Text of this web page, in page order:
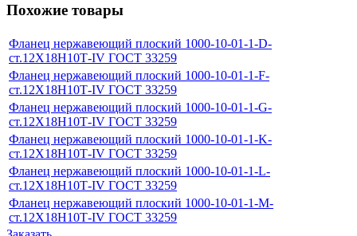
Похожие товары
Фланец нержавеющий плоский 1000-10-01-1-D-
ст.12Х18Н10Т-IV ГОСТ 33259
Фланец нержавеющий плоский 1000-10-01-1-F-
ст.12Х18Н10Т-IV ГОСТ 33259
Фланец нержавеющий плоский 1000-10-01-1-G-
ст.12Х18Н10Т-IV ГОСТ 33259
Фланец нержавеющий плоский 1000-10-01-1-K-
ст.12Х18Н10Т-IV ГОСТ 33259
Фланец нержавеющий плоский 1000-10-01-1-L-
ст.12Х18Н10Т-IV ГОСТ 33259
Фланец нержавеющий плоский 1000-10-01-1-M-
ст.12Х18Н10Т-IV ГОСТ 33259